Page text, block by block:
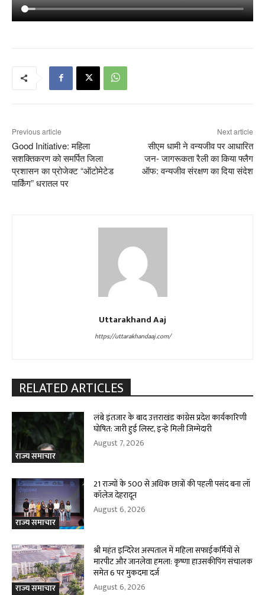
Previous article
Good Initiative: महिला
सशक्तिकरण को समर्पित जिला
प्रशासन का प्रोजेक्ट “ऑटोमेटेड
पार्किंग” धरातल पर
Next article
सीएम धामी ने वन्यजीव पर आधारित
जन- जागरूकता रैली का किया फ्लैग
ऑफ: वन्यजीव संरक्षण का दिया संदेश
Uttarakhand Aaj
https://uttarakhandaaj.com/
RELATED ARTICLES
राज्य समाचार
लंबे इंतजार के बाद उत्तराखंड कांग्रेस प्रदेश कार्यकारिणी
घोषित: जारी हुई लिस्ट, इन्हे मिली जिम्मेदारी
August 7, 2026
राज्य समाचार
21 राज्यों के 500 से अधिक छात्रों की पहली पसंद बना लॉ
कॉलेज देहरादून
August 6, 2026
राज्य समाचार
श्री महंत इन्दिरेश अस्पताल में महिला सफाईकर्मियों से
मारपीट और जानलेवा हमला: कृष्णा हाउसकीपिंग संचालक
समेत 6 पर मुकदमा दर्ज
August 6, 2026